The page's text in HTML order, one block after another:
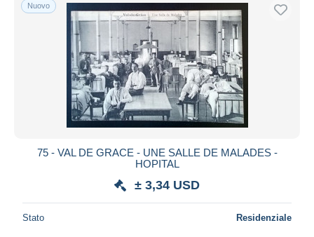
Nuovo
75 - VAL DE GRACE - UNE SALLE DE MALADES -
HOPITAL
± 3,34 USD
Stato Residenziale